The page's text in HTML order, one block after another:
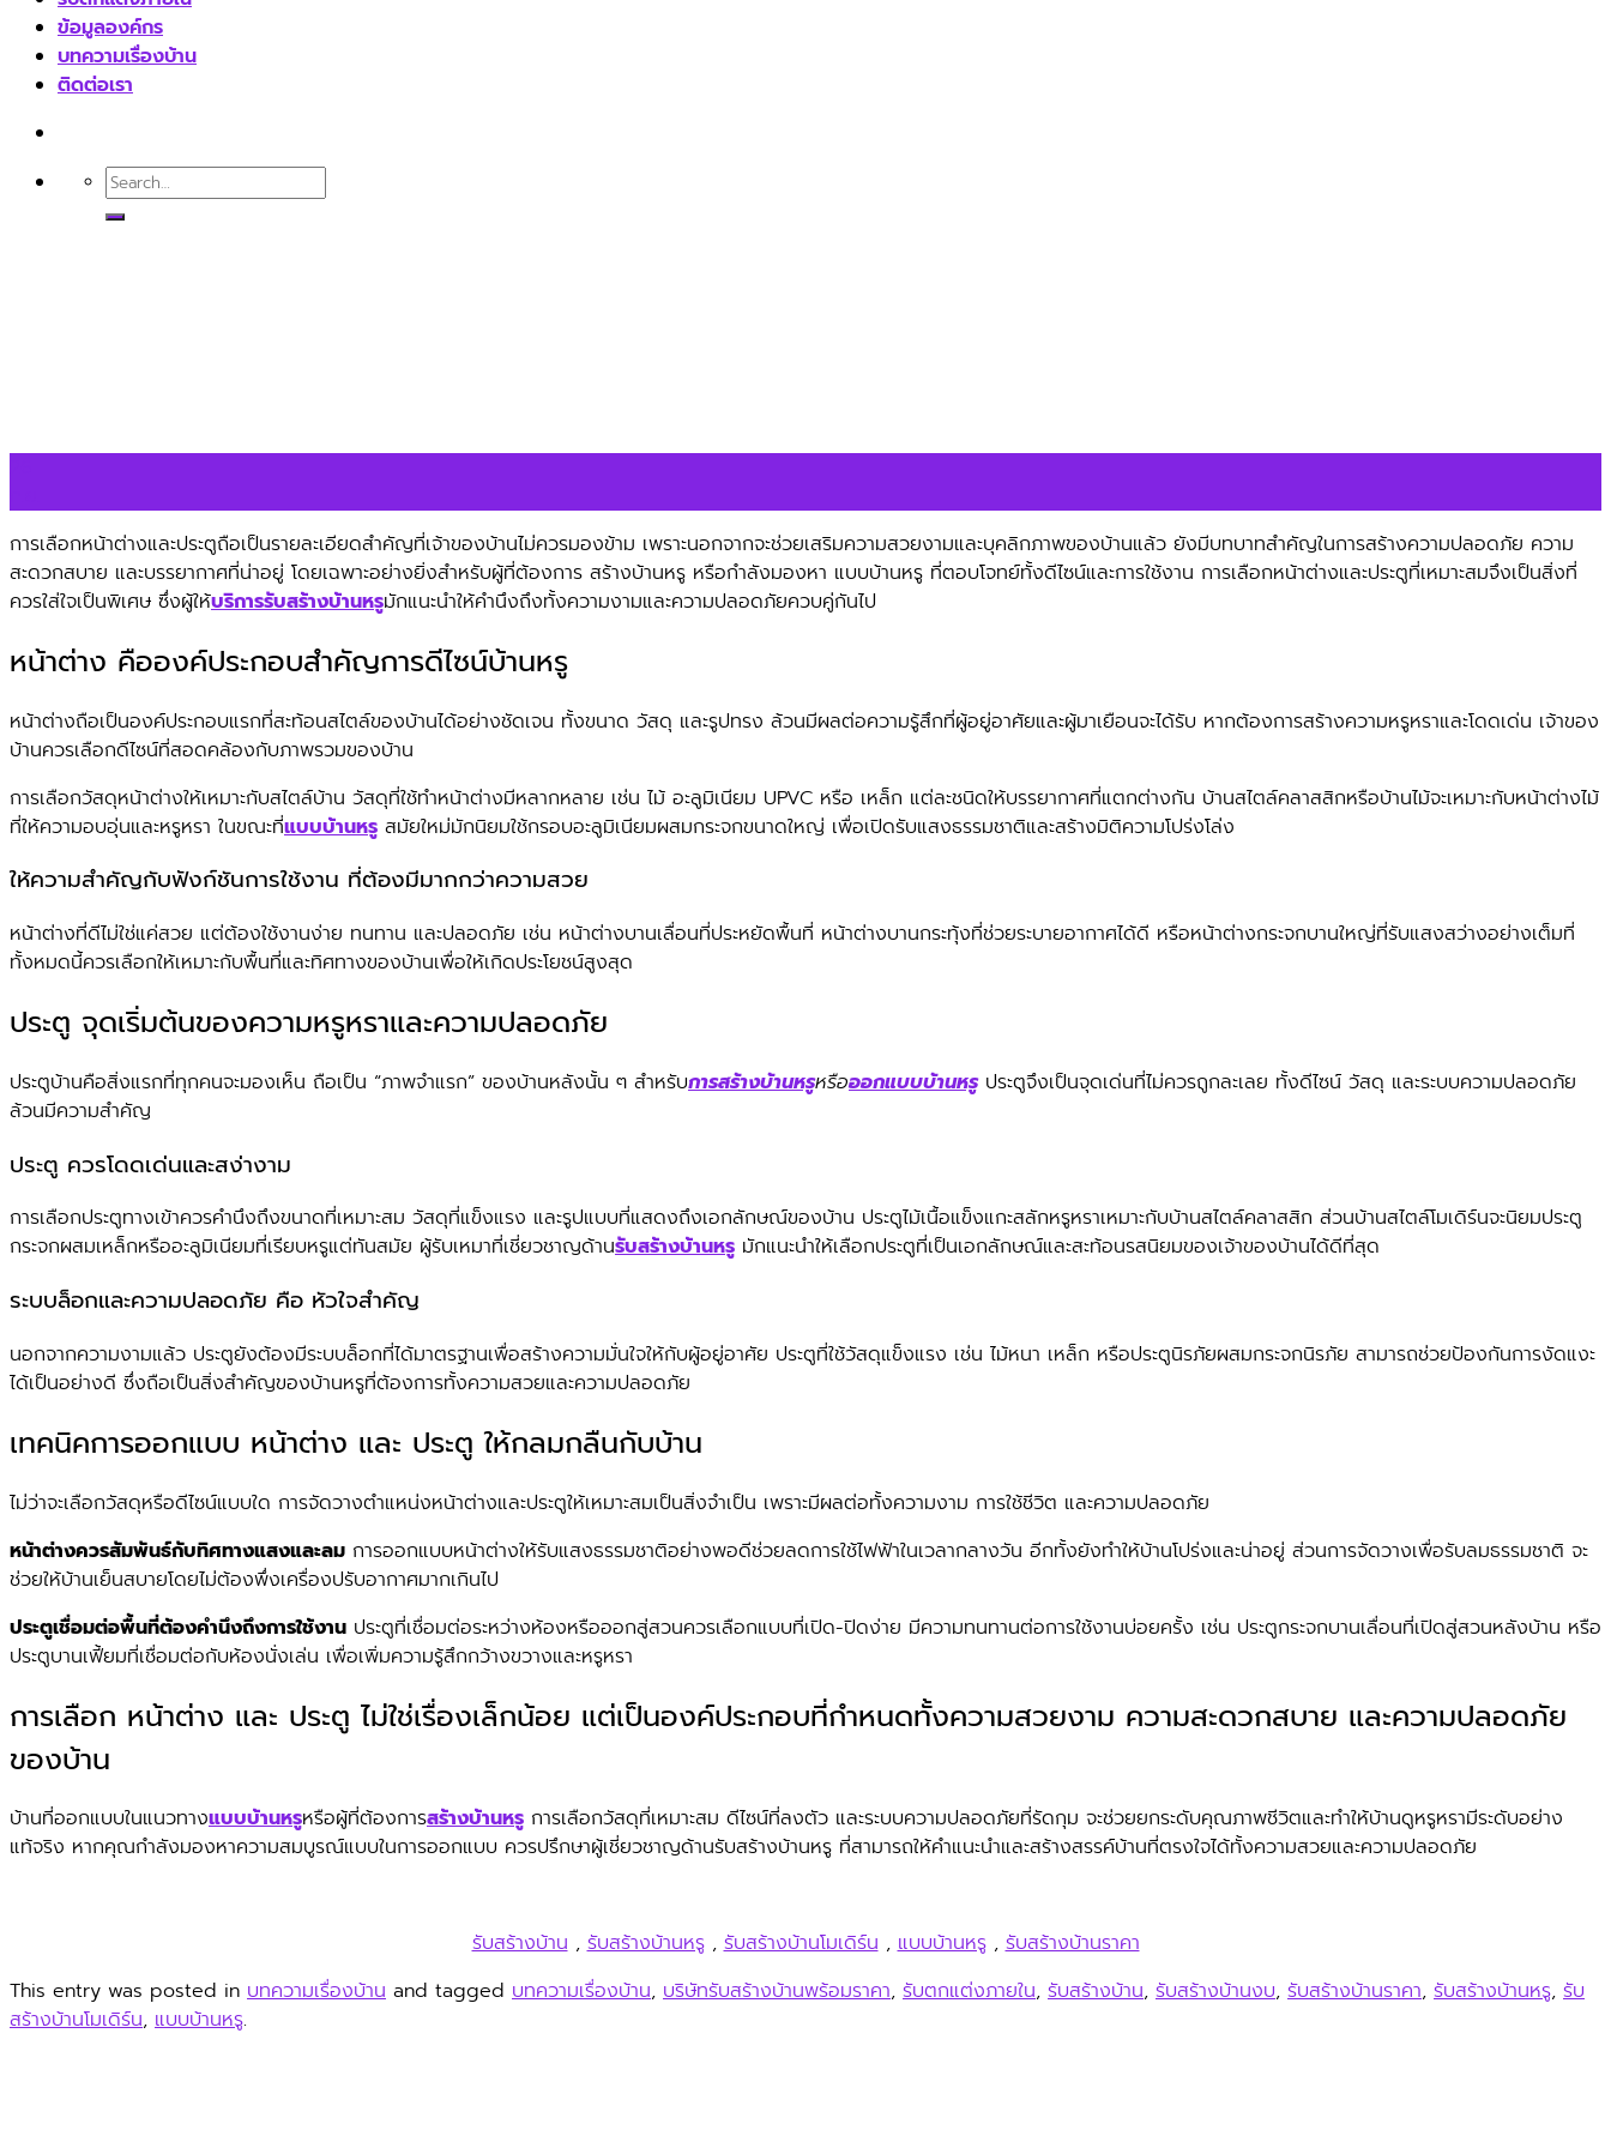
ข้อมูลองค์กร
บทความเรื่องบ้าน
ติดต่อเรา
การเลือกหน้าต่างและประตูถือเป็นรายละเอียดสำคัญที่เจ้าของบ้านไม่ควรมองข้าม เพราะนอกจากจะช่วยเสริมความสวยงามและบุคลิกภาพของบ้านแล้ว ยังมีบทบาทสำคัญในการสร้างความปลอดภัย ความ
สะดวกสบาย และบรรยากาศที่น่าอยู่ โดยเฉพาะอย่างยิ่งสำหรับผู้ที่ต้องการ สร้างบ้านหรู หรือกำลังมองหา แบบบ้านหรู ที่ตอบโจทย์ทั้งดีไซน์และการใช้งาน การเลือกหน้าต่างและประตูที่เหมาะสมจึงเป็นสิ่งที่
ควรใส่ใจเป็นพิเศษ ซึ่งผู้ให้บริการรับสร้างบ้านหรูมักแนะนำให้คำนึงถึงทั้งความงามและความปลอดภัยควบคู่กันไป
หน้าต่าง คือองค์ประกอบสำคัญการดีไซน์บ้านหรู
หน้าต่างถือเป็นองค์ประกอบแรกที่สะท้อนสไตล์ของบ้านได้อย่างชัดเจน ทั้งขนาด วัสดุ และรูปทรง ล้วนมีผลต่อความรู้สึกที่ผู้อยู่อาศัยและผู้มาเยือนจะได้รับ หากต้องการสร้างความหรูหราและโดดเด่น เจ้าของ
บ้านควรเลือกดีไซน์ที่สอดคล้องกับภาพรวมของบ้าน
การเลือกวัสดุหน้าต่างให้เหมาะกับสไตล์บ้าน วัสดุที่ใช้ทำหน้าต่างมีหลากหลาย เช่น ไม้ อะลูมิเนียม UPVC หรือ เหล็ก แต่ละชนิดให้บรรยากาศที่แตกต่างกัน บ้านสไตล์คลาสสิกหรือบ้านไม้จะเหมาะกับหน้าต่างไม้
ที่ให้ความอบอุ่นและหรูหรา ในขณะที่แบบบ้านหรู สมัยใหม่มักนิยมใช้กรอบอะลูมิเนียมผสมกระจกขนาดใหญ่ เพื่อเปิดรับแสงธรรมชาติและสร้างมิติความโปร่งโล่ง
ให้ความสำคัญกับฟังก์ชันการใช้งาน ที่ต้องมีมากกว่าความสวย
หน้าต่างที่ดีไม่ใช่แค่สวย แต่ต้องใช้งานง่าย ทนทาน และปลอดภัย เช่น หน้าต่างบานเลื่อนที่ประหยัดพื้นที่ หน้าต่างบานกระทุ้งที่ช่วยระบายอากาศได้ดี หรือหน้าต่างกระจกบานใหญ่ที่รับแสงสว่างอย่างเต็มที่
ทั้งหมดนี้ควรเลือกให้เหมาะกับพื้นที่และทิศทางของบ้านเพื่อให้เกิดประโยชน์สูงสุด
ประตู จุดเริ่มต้นของความหรูหราและความปลอดภัย
ประตูบ้านคือสิ่งแรกที่ทุกคนจะมองเห็น ถือเป็น “ภาพจำแรก” ของบ้านหลังนั้น ๆ สำหรับการสร้างบ้านหรูหรือออกแบบบ้านหรูประตูจึงเป็นจุดเด่นที่ไม่ควรถูกละเลย ทั้งดีไซน์ วัสดุ และระบบความปลอดภัย
ล้วนมีความสำคัญ
ประตู ควรโดดเด่นและสง่างาม
การเลือกประตูทางเข้าควรคำนึงถึงขนาดที่เหมาะสม วัสดุที่แข็งแรง และรูปแบบที่แสดงถึงเอกลักษณ์ของบ้าน ประตูไม้เนื้อแข็งแกะสลักหรูหราเหมาะกับบ้านสไตล์คลาสสิก ส่วนบ้านสไตล์โมเดิร์นจะนิยมประตู
กระจกผสมเหล็กหรืออะลูมิเนียมที่เรียบหรูแต่ทันสมัย ผู้รับเหมาที่เชี่ยวชาญด้านรับสร้างบ้านหรู มักแนะนำให้เลือกประตูที่เป็นเอกลักษณ์และสะท้อนรสนิยมของเจ้าของบ้านได้ดีที่สุด
ระบบล็อกและความปลอดภัย คือ หัวใจสำคัญ
นอกจากความงามแล้ว ประตูยังต้องมีระบบล็อกที่ได้มาตรฐานเพื่อสร้างความมั่นใจให้กับผู้อยู่อาศัย ประตูที่ใช้วัสดุแข็งแรง เช่น ไม้หนา เหล็ก หรือประตูนิรภัยผสมกระจกนิรภัย สามารถช่วยป้องกันการงัดแงะ
ได้เป็นอย่างดี ซึ่งถือเป็นสิ่งสำคัญของบ้านหรูที่ต้องการทั้งความสวยและความปลอดภัย
เทคนิคการออกแบบ หน้าต่าง และ ประตู ให้กลมกลืนกับบ้าน
ไม่ว่าจะเลือกวัสดุหรือดีไซน์แบบใด การจัดวางตำแหน่งหน้าต่างและประตูให้เหมาะสมเป็นสิ่งจำเป็น เพราะมีผลต่อทั้งความงาม การใช้ชีวิต และความปลอดภัย
หน้าต่างควรสัมพันธ์กับทิศทางแสงและลม การออกแบบหน้าต่างให้รับแสงธรรมชาติอย่างพอดีช่วยลดการใช้ไฟฟ้าในเวลากลางวัน อีกทั้งยังทำให้บ้านโปร่งและน่าอยู่ ส่วนการจัดวางเพื่อรับลมธรรมชาติ จะ
ช่วยให้บ้านเย็นสบายโดยไม่ต้องพึ่งเครื่องปรับอากาศมากเกินไป
ประตูเชื่อมต่อพื้นที่ต้องคำนึงถึงการใช้งาน ประตูที่เชื่อมต่อระหว่างห้องหรือออกสู่สวนควรเลือกแบบที่เปิด-ปิดง่าย มีความทนทานต่อการใช้งานบ่อยครั้ง เช่น ประตูกระจกบานเลื่อนที่เปิดสู่สวนหลังบ้าน หรือ
ประตูบานเฟี้ยมที่เชื่อมต่อกับห้องนั่งเล่น เพื่อเพิ่มความรู้สึกกว้างขวางและหรูหรา
การเลือก หน้าต่าง และ ประตู ไม่ใช่เรื่องเล็กน้อย แต่เป็นองค์ประกอบที่กำหนดทั้งความสวยงาม ความสะดวกสบาย และความปลอดภัย
ของบ้าน
บ้านที่ออกแบบในแนวทางแบบบ้านหรูหรือผู้ที่ต้องการสร้างบ้านหรู การเลือกวัสดุที่เหมาะสม ดีไซน์ที่ลงตัว และระบบความปลอดภัยที่รัดกุม จะช่วยยกระดับคุณภาพชีวิตและทำให้บ้านดูหรูหรามีระดับอย่าง
แท้จริง หากคุณกำลังมองหาความสมบูรณ์แบบในการออกแบบ ควรปรึกษาผู้เชี่ยวชาญด้านรับสร้างบ้านหรู ที่สามารถให้คำแนะนำและสร้างสรรค์บ้านที่ตรงใจได้ทั้งความสวยและความปลอดภัย
รับสร้างบ้าน,รับสร้างบ้านหรู,รับสร้างบ้านโมเดิร์น,แบบบ้านหรู,รับสร้างบ้านราคา
This entry was posted in บทความเรื่องบ้าน and tagged บทความเรื่องบ้าน, บริษัทรับสร้างบ้านพร้อมราคา, รับตกแต่งภายใน, รับสร้างบ้าน, รับสร้างบ้านงบ, รับสร้างบ้านราคา, รับสร้างบ้านหรู, รับ
สร้างบ้านโมเดิร์น, แบบบ้านหรู.